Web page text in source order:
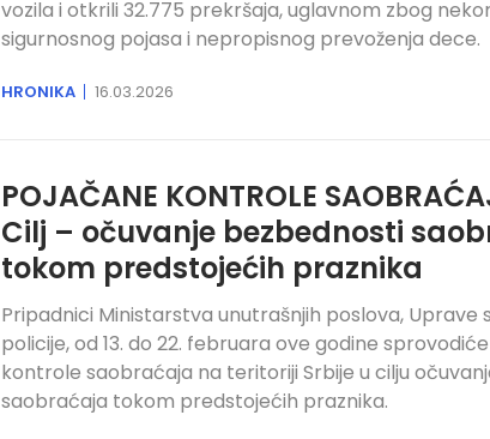
vozila i otkrili 32.775 prekršaja, uglavnom zbog
sigurnosnog pojasa i nepropisnog prevoženja dece.
HRONIKA 16.03.2026
POJAČANE KONTROLE
Cilj – očuvanje bezbednosti
tokom predstojećih praznika
Pripadnici Ministarstva unutrašnjih poslova, Uprave
policije, od 13. do 22. februara ove godine
kontrole saobraćaja na teritoriji Srbije u cilju
saobraćaja tokom predstojećih praznika.